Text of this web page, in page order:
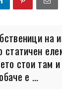
на
статичен
стои там
е ...